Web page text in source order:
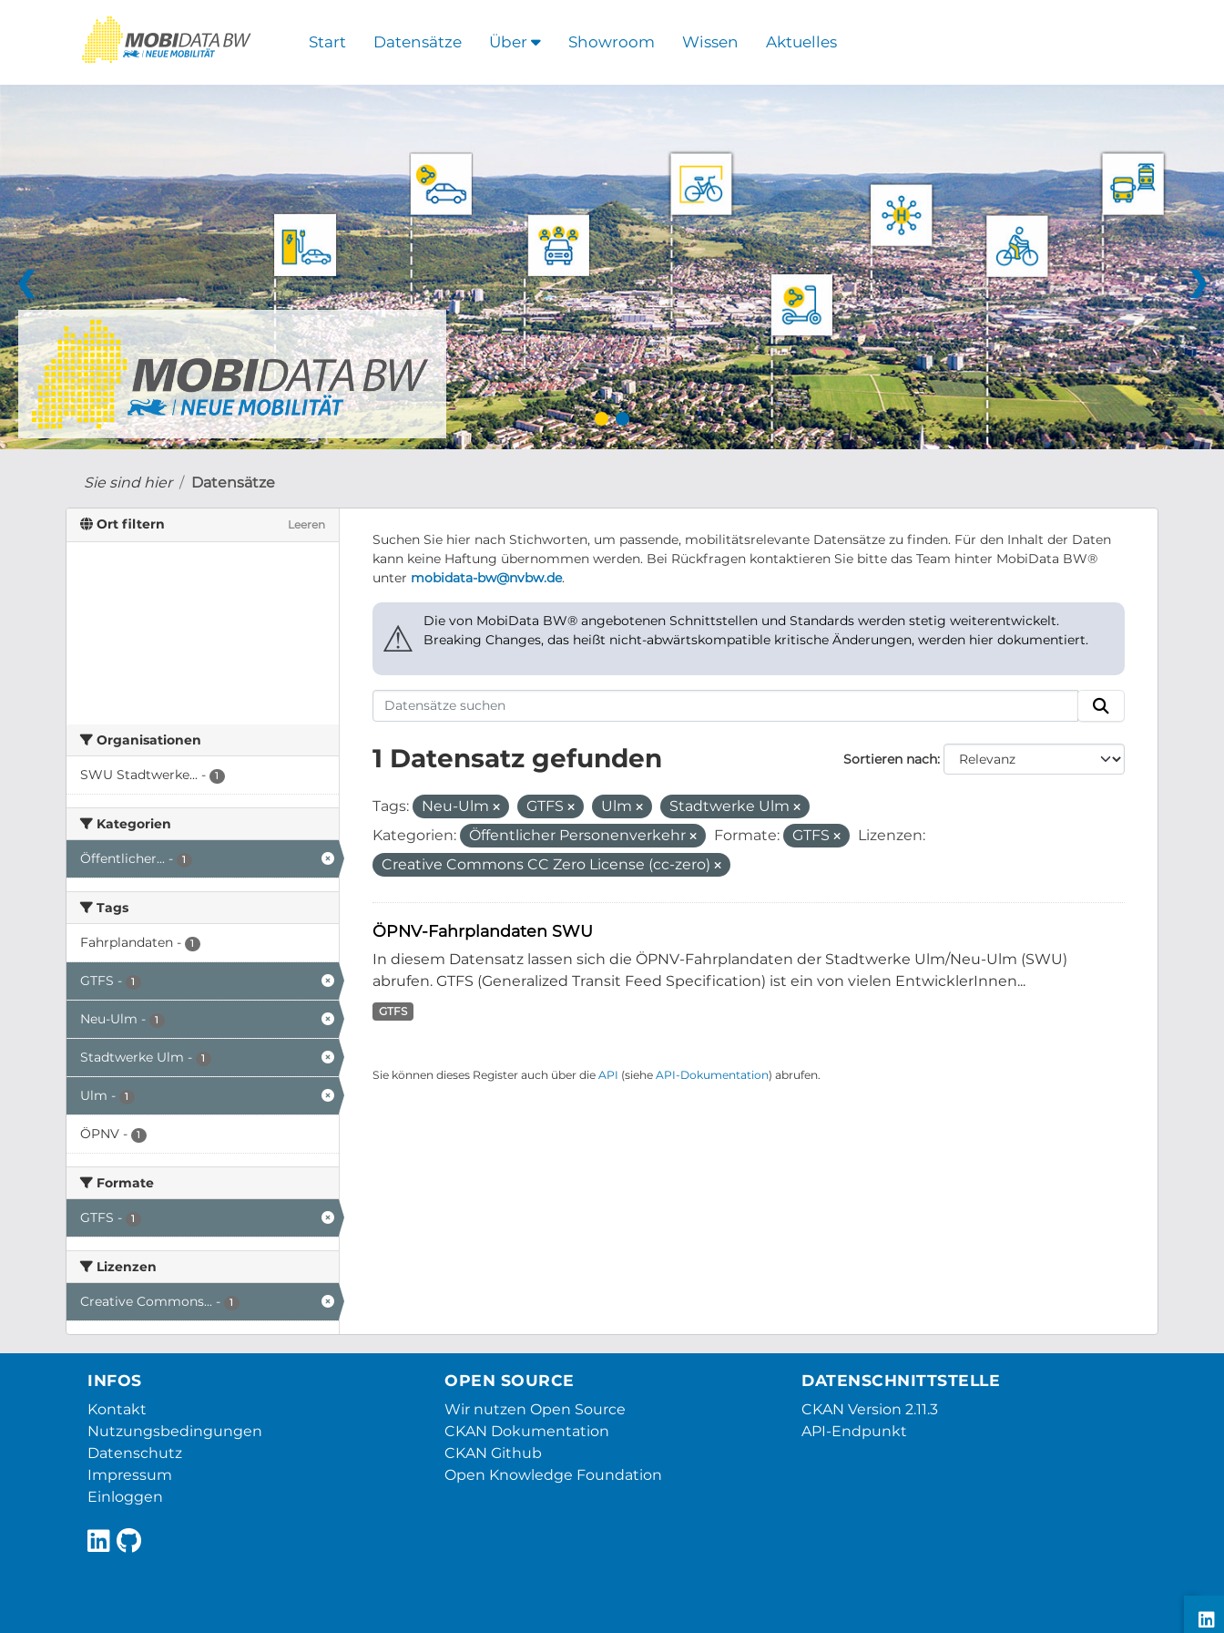
Start Datensätze Über Showroom Wissen Aktuelles
❮ ❯
Sie sind hier Datensätze
Ort filtern Leeren
Organisationen
SWU Stadtwerke... - 1
Kategorien
Öffentlicher... - 1
Tags
Fahrplandaten - 1
GTFS - 1
Neu-Ulm - 1
Stadtwerke Ulm - 1
Ulm - 1
ÖPNV - 1
Formate
GTFS - 1
Lizenzen
Creative Commons... - 1
Suchen Sie hier nach Stichworten, um passende, mobilitätsrelevante Datensätze zu finden. Für den Inhalt der Daten
kann keine Haftung übernommen werden. Bei Rückfragen kontaktieren Sie bitte das Team hinter MobiData BW®
unter mobidata-bw@nvbw.de.
⚠
Die von MobiData BW® angebotenen Schnittstellen und Standards werden stetig weiterentwickelt.
Breaking Changes, das heißt nicht-abwärtskompatible kritische Änderungen, werden hier dokumentiert.
Sortieren nach
1 Datensatz gefunden
Tags: Neu-Ulm GTFS Ulm
Stadtwerke Ulm
Kategorien:
Öffentlicher Personenverkehr Formate: GTFS
Lizenzen:
Creative Commons CC Zero License (cc-zero)
ÖPNV-Fahrplandaten SWU
In diesem Datensatz lassen sich die ÖPNV-Fahrplandaten der Stadtwerke Ulm/Neu-Ulm (SWU)
abrufen. GTFS (Generalized Transit Feed Specification) ist ein von vielen EntwicklerInnen...
GTFS
Sie können dieses Register auch über die API (siehe API-Dokumentation) abrufen.
INFOS
Kontakt
Nutzungsbedingungen
Datenschutz
Impressum
Einloggen
OPEN SOURCE
Wir nutzen Open Source
CKAN Dokumentation
CKAN Github
Open Knowledge Foundation
DATENSCHNITTSTELLE
CKAN Version 2.11.3
API-Endpunkt